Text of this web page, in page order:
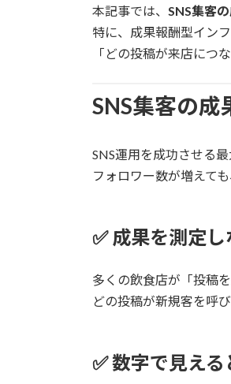
本記事では、 SNS集客
特に、成果報酬型イン
「どの投稿が来店につ
SNS集客の成
SNS運用を成功させる
フォロワー数が増えて
✅ 成果を測定
多くの飲食店が「投稿
どの投稿が新規客を呼
✅ 数字で見え